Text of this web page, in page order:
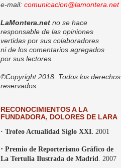
e-mail: comunicacion@lamontera.net
LaMontera.net no se hace
responsable de las opiniones
vertidas por sus colaboradores
ni de los comentarios agregados
por sus lectores.
©Copyright 2018. Todos los derechos
reservados.
RECONOCIMIENTOS A LA
FUNDADORA, DOLORES DE LARA
· Trofeo Actualidad Siglo XXI. 2001
· Premio de Reporterismo Gráfico de
La Tertulia Ilustrada de Madrid . 2007